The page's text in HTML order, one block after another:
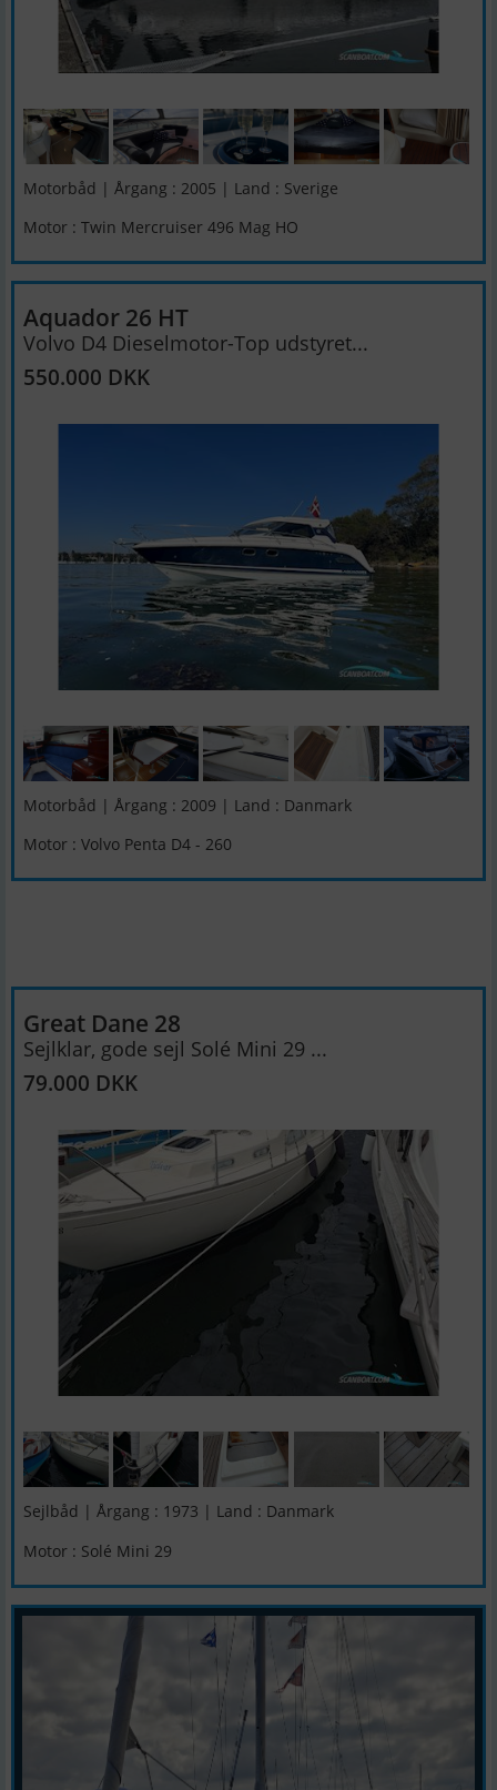
Motorbåd | Årgang : 2005 | Land : Sverige
Motor : Twin Mercruiser 496 Mag HO
Aquador 26 HT
Volvo D4 Dieselmotor-Top udstyret...
550.000 DKK
Motorbåd | Årgang : 2009 | Land : Danmark
Motor : Volvo Penta D4 - 260
Great Dane 28
Sejlklar, gode sejl Solé Mini 29 ...
79.000 DKK
Sejlbåd | Årgang : 1973 | Land : Danmark
Motor : Solé Mini 29